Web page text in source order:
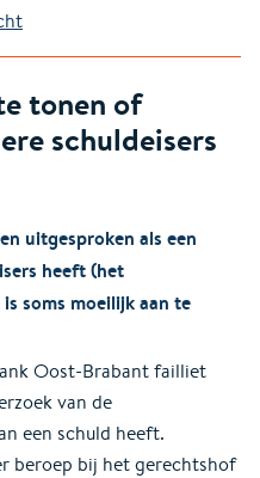
tonen of
schuldeisers
uitgesproken als een
heeft (het
soms moeilijk aan te
Oost-Brabant failliet
van de
een schuld heeft.
beroep bij het gerechtshof